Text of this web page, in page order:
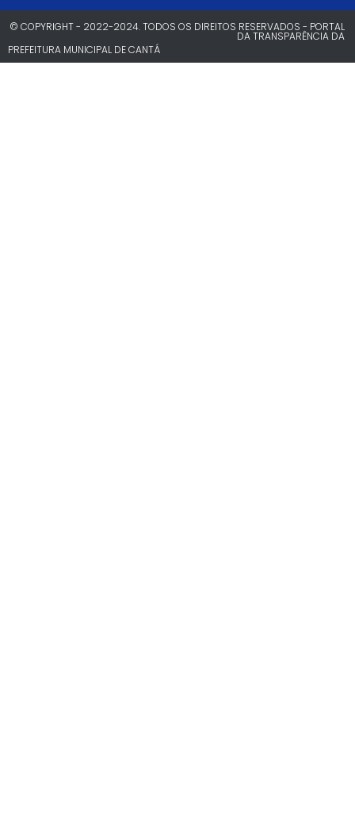
© COPYRIGHT - 2022-2024. TODOS OS DIREITOS RESERVADOS - PORTAL
DA TRANSPARÊNCIA DA
PREFEITURA MUNICIPAL DE CANTÁ